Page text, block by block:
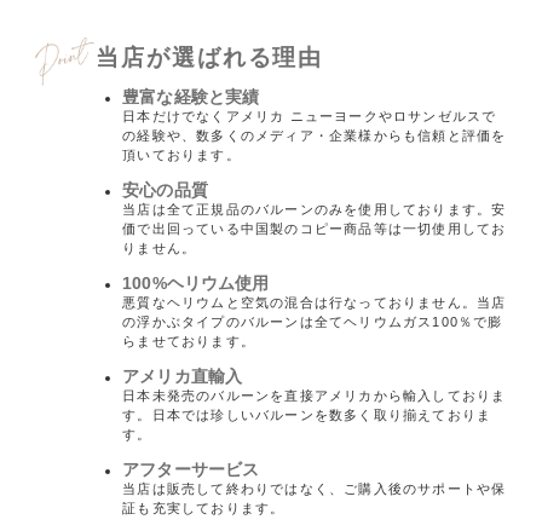
当店が選ばれる理由
豊富な経験と実績
日本だけでなくアメリカ ニューヨークやロサンゼルスで
の経験や、数多くのメディア・企業様からも信頼と評価を
頂いております。
安心の品質
当店は全て正規品のバルーンのみを使用しております。安
価で出回っている中国製のコピー商品等は一切使用してお
りません。
100%ヘリウム使用
悪質なヘリウムと空気の混合は行なっておりません。当店
の浮かぶタイプのバルーンは全てヘリウムガス100％で膨
らませております。
アメリカ直輸入
日本未発売のバルーンを直接アメリカから輸入しておりま
す。日本では珍しいバルーンを数多く取り揃えておりま
す。
アフターサービス
当店は販売して終わりではなく、ご購入後のサポートや保
証も充実しております。